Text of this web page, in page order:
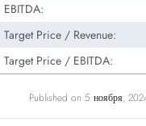
EBITDA:
Target Price / Revenue:
Target Price / EBITDA:
Published on 5 ноября,